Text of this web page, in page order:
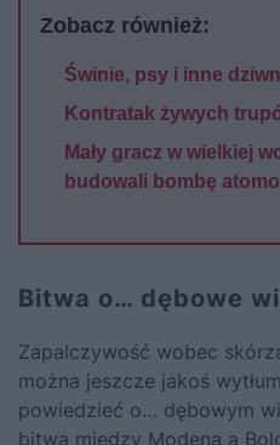
Zobacz również:
Świnie, psy i inne
Kontratak żywych
Mały gracz w wielkiej
budowali bombę
Bitwa o… dębowe
Zapalczywość wobec
można jeszcze jakoś
powiedzieć o… dębowym
bitwa między Modeną a